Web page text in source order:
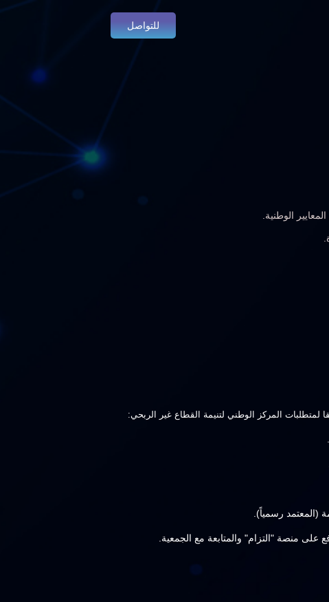
للتواصل
الوطنية.
لمتطلبات المركز الوطني لتنيمة القطاع غير الربحي:
(المعتمد رسمياً).
على منصة "التزام" والمتابعة مع الجمعية.